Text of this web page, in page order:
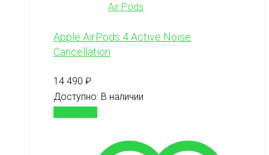
Air Pods
Apple AirPods 4 Active Noise
Cancellation
14 490 ₽
Доступно: В наличии